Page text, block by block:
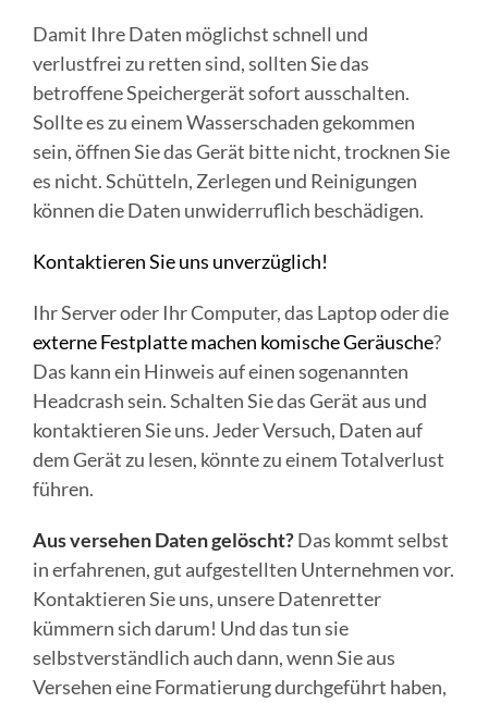
Damit Ihre Daten möglichst schnell und
verlustfrei zu retten sind, sollten Sie das
betroffene Speichergerät sofort ausschalten.
Sollte es zu einem Wasserschaden gekommen
sein, öffnen Sie das Gerät bitte nicht, trocknen Sie
es nicht. Schütteln, Zerlegen und Reinigungen
können die Daten unwiderruflich beschädigen.
Kontaktieren Sie uns unverzüglich!
Ihr Server oder Ihr Computer, das Laptop oder die
externe Festplatte machen komische Geräusche?
Das kann ein Hinweis auf einen sogenannten
Headcrash sein. Schalten Sie das Gerät aus und
kontaktieren Sie uns. Jeder Versuch, Daten auf
dem Gerät zu lesen, könnte zu einem Totalverlust
führen.
Aus versehen Daten gelöscht?Das kommt selbst
in erfahrenen, gut aufgestellten Unternehmen vor.
Kontaktieren Sie uns, unsere Datenretter
kümmern sich darum! Und das tun sie
selbstverständlich auch dann, wenn Sie aus
Versehen eine Formatierung durchgeführt haben,